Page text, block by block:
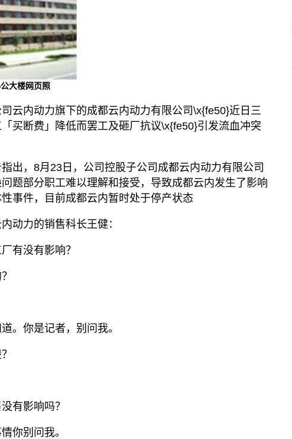
大楼网页照
云内动力旗下的成都云内动力有限公司\x{fe50}近日三
买断费」降低而罢工及砸厂抗议\x{fe50}引发流血冲突
出，8月23日，公司控股子公司成都云内动力有限公司
题部分职工难以理解和接受，导致成都云内发生了影响
事件，目前成都云内暂时处于停产状态
动力的销售科长王健：
有没有影响？
。你是记者，别问我。
有影响吗？
你别问我。